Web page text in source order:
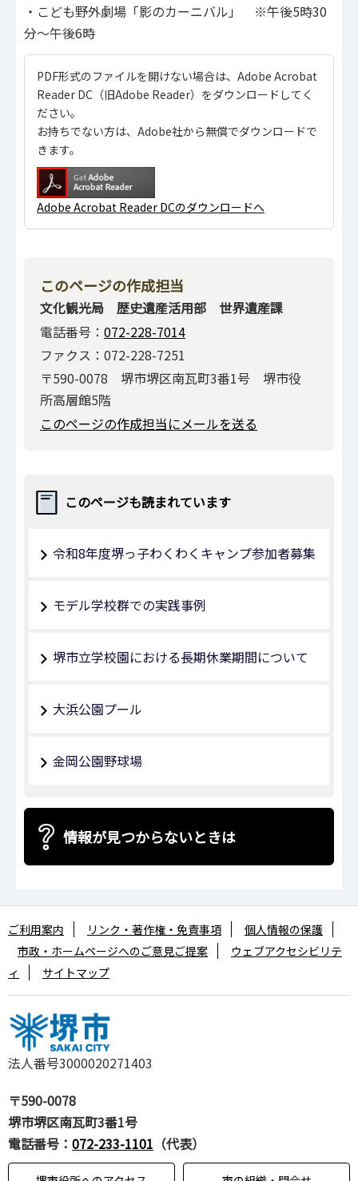
・こども野外劇場「影のカーニバル」 ※午後5時30
分～午後6時
PDF形式のファイルを開けない場合は、Adobe Acrobat
Reader DC（旧Adobe Reader）をダウンロードしてく
ださい。
お持ちでない方は、Adobe社から無償でダウンロードで
きます。
Adobe Acrobat Reader DCのダウンロードへ
このページの作成担当
文化観光局 歴史遺産活用部 世界遺産課
電話番号： 072-228-7014
ファクス：072-228-7251
〒590-0078 堺市堺区南瓦町3番1号 堺市役
所高層館5階
このページの作成担当にメールを送る
このページも読まれています
令和8年度堺っ子わくわくキャンプ参加者募集
モデル学校群での実践事例
堺市立学校園における長期休業期間について
大浜公園プール
金岡公園野球場
情報が見つからないときは
法人番号3000020271403
〒590-0078
堺市堺区南瓦町3番1号
電話番号： 072-233-1101 （代表）
ご利用案内 リンク・著作権・免責事項
個人情報の保護
市政・ホームページへのご意見ご提案
ウェブアクセシビリテ
ィ
サイトマップ